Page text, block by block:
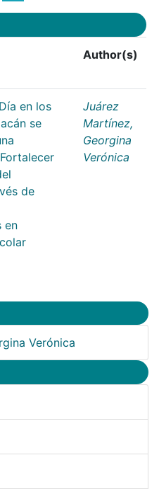
Author(s)
en los
se
de
en
Juárez
Martínez,
Georgina
Verónica
Verónica